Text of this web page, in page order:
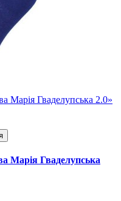
Марія Гваделупська